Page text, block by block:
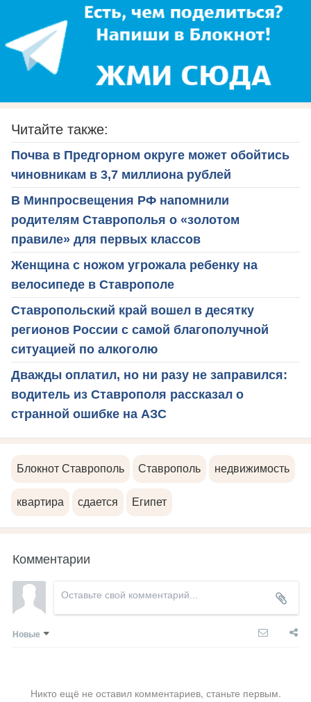
Читайте также:
Почва в Предгорном округе может обойтись
чиновникам в 3,7 миллиона рублей
В Минпросвещения РФ напомнили
родителям Ставрополья о «золотом
правиле» для первых классов
Женщина с ножом угрожала ребенку на
велосипеде в Ставрополе
Ставропольский край вошел в десятку
регионов России с самой благополучной
ситуацией по алкоголю
Дважды оплатил, но ни разу не заправился:
водитель из Ставрополя рассказал о
странной ошибке на АЗС
Блокнот Ставрополь Ставрополь недвижимость
квартира сдается Египет
Комментарии
Новые
Никто ещё не оставил комментариев, станьте первым.